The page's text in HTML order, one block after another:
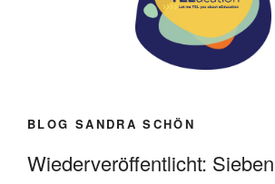
BLOG SANDRA SCHÖN
Wiederveröffentlicht: